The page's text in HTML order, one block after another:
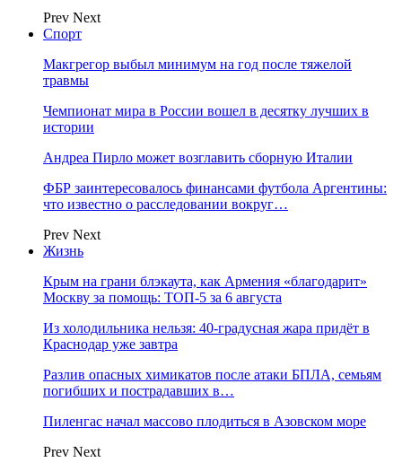
Prev Next
Спорт
Макгрегор выбыл минимум на год после тяжелой
травмы
Чемпионат мира в России вошел в десятку лучших в
истории
Андреа Пирло может возглавить сборную Италии
ФБР заинтересовалось финансами футбола Аргентины:
что известно о расследовании вокруг…
Prev Next
Жизнь
Крым на грани блэкаута, как Армения «благодарит»
Москву за помощь: ТОП-5 за 6 августа
Из холодильника нельзя: 40-градусная жара придёт в
Краснодар уже завтра
Разлив опасных химикатов после атаки БПЛА, семьям
погибших и пострадавших в…
Пиленгас начал массово плодиться в Азовском море
Prev Next